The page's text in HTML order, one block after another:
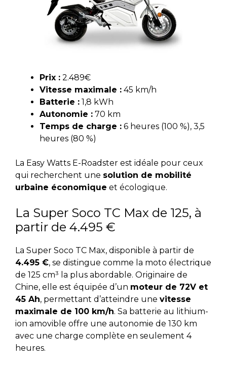
Prix : 2.489€
Vitesse maximale : 45 km/h
Batterie : 1,8 kWh
Autonomie : 70 km
Temps de charge : 6 heures (100 %), 3,5
heures (80 %)
La Easy Watts E-Roadster est idéale pour ceux
qui recherchent une solution de mobilité
urbaine économique et écologique.
La Super Soco TC Max de 125, à
partir de 4.495 €
La Super Soco TC Max, disponible à partir de
4.495 €, se distingue comme la moto électrique
de 125 cm³ la plus abordable. Originaire de
Chine, elle est équipée d’un moteur de 72V et
45 Ah, permettant d’atteindre une vitesse
maximale de 100 km/h. Sa batterie au lithium-
ion amovible offre une autonomie de 130 km
avec une charge complète en seulement 4
heures.